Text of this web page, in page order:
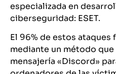
especializada en
ciberseguridad: ESET.
El 96% de estos
mediante un método
mensajería «Discord»